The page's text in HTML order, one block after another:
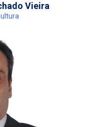
Vieira